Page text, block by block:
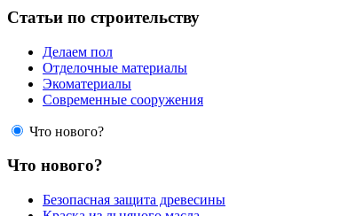
Статьи по строительству
Делаем пол
Отделочные материалы
Экоматериалы
Современные сооружения
Что нового?
Что нового?
Безопасная защита древесины